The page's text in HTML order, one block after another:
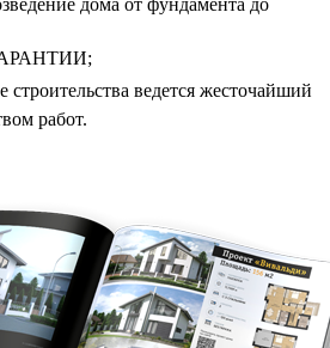
строительства ведется жесточайший
работ.